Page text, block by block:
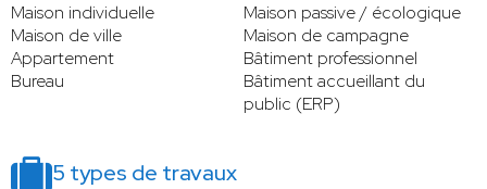
Maison individuelle
Maison passive / écologique
Maison de ville
Maison de campagne
Appartement
Bâtiment professionnel
Bureau
Bâtiment accueillant du
public (ERP)
5 types de travaux